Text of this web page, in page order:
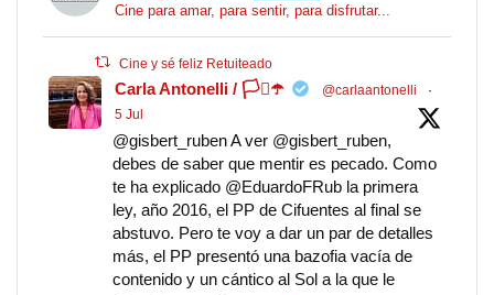
Cine para amar, para sentir, para disfrutar...
Cine y sé feliz Retuiteado
Carla Antonelli / 🏳️‍⚧️☂️ @carlaantonelli
·
5 Jul
@gisbert_ruben A ver @gisbert_ruben,
debes de saber que mentir es pecado. Como
te ha explicado @EduardoFRub la primera
ley, año 2016, el PP de Cifuentes al final se
abstuvo. Pero te voy a dar un par de detalles
más, el PP presentó una bazofia vacía de
contenido y un cántico al Sol a la que le